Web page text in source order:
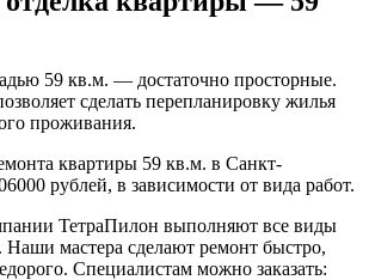
59 кв.м. — достаточно просторные.
сделать перепланировку жилья
проживания.
квартиры 59 кв.м. в Санкт-
рублей, в зависимости от вида работ.
ТетраПилон выполняют все виды
Наши мастера сделают ремонт быстро,
Специалистам можно заказать: